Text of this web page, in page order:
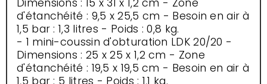
Dimensions : 15 x 31 x 1,2 cm - Zone
d'étanchéité : 9,5 x 25,5 cm - Besoin en air à
1,5 bar : 1,3 litres - Poids : 0,8 kg.
- 1 mini-coussin d'obturation LDK 20/20 -
Dimensions : 25 x 25 x 1,2 cm - Zone
d'étanchéité : 19,5 x 19,5 cm - Besoin en air à